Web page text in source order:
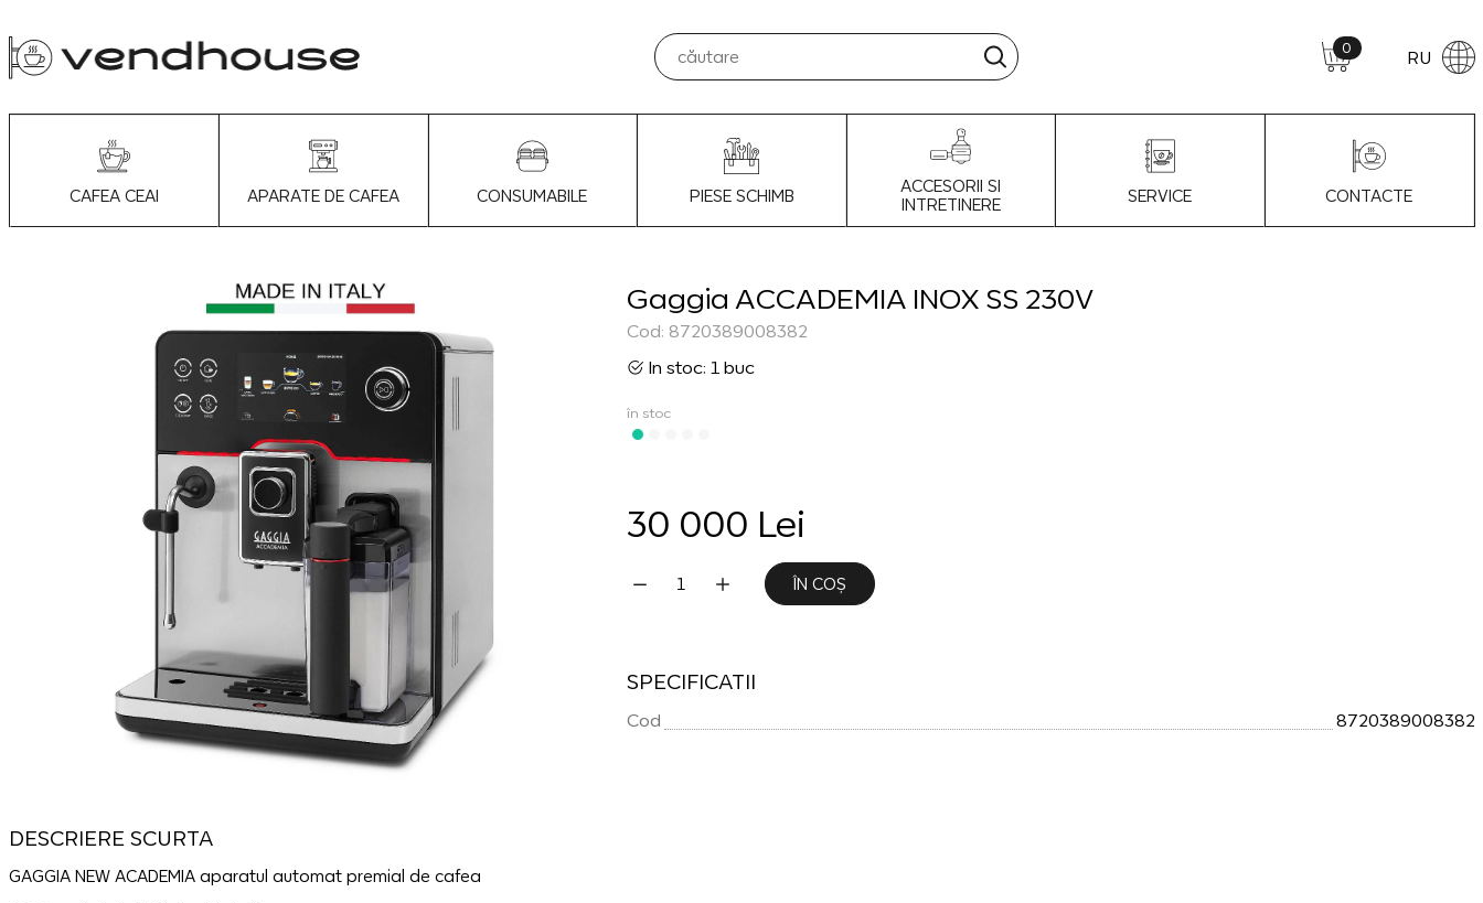
0 RU
CAFEA CEAI APARATE DE CAFEA CONSUMABILE PIESE SCHIMB
ACCESORII SI
INTRETINERE
SERVICE CONTACTE
Gaggia ACCADEMIA INOX SS 230V
Cod: 8720389008382
In stoc: 1 buc
în stoc
30 000 Lei
ÎN COȘ
SPECIFICATII
Cod 8720389008382
DESCRIERE SCURTA
GAGGIA NEW ACADEMIA aparatul automat premial de cafea